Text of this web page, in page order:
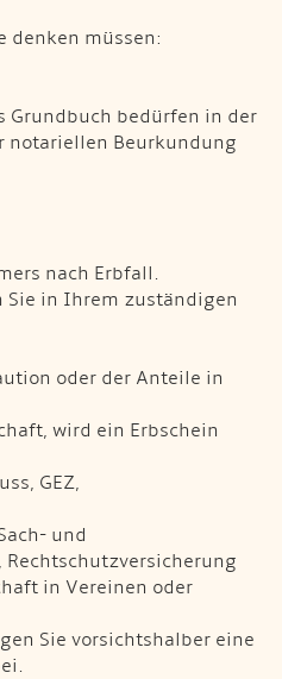
denken müssen:
Grundbuch bedürfen in der
notariellen Beurkundung
nach Erbfall.
Sie in Ihrem zuständigen
oder der Anteile in
wird ein Erbschein
GEZ,
und
in Vereinen oder
Sie vorsichtshalber eine